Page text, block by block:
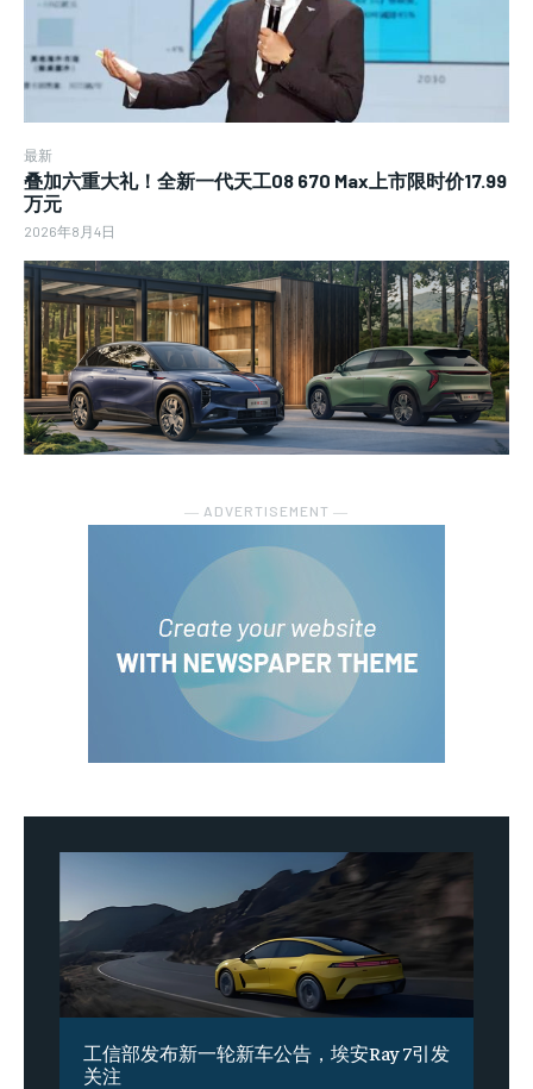
最新
叠加六重大礼！全新一代天工08 670 Max上市限时价17.99
万元
2026年8月4日
― ADVERTISEMENT ―
工信部发布新一轮新车公告，埃安Ray 7引发
关注